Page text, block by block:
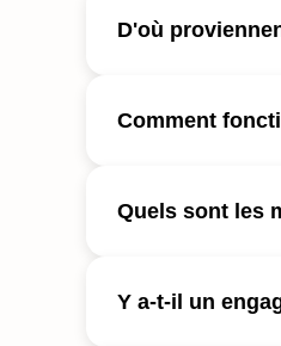
D'où
Comment
Quels sont les
Y a-t-il un